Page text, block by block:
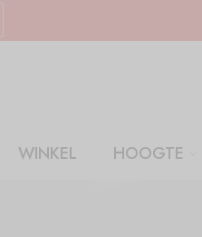
WINKEL HOOGTE